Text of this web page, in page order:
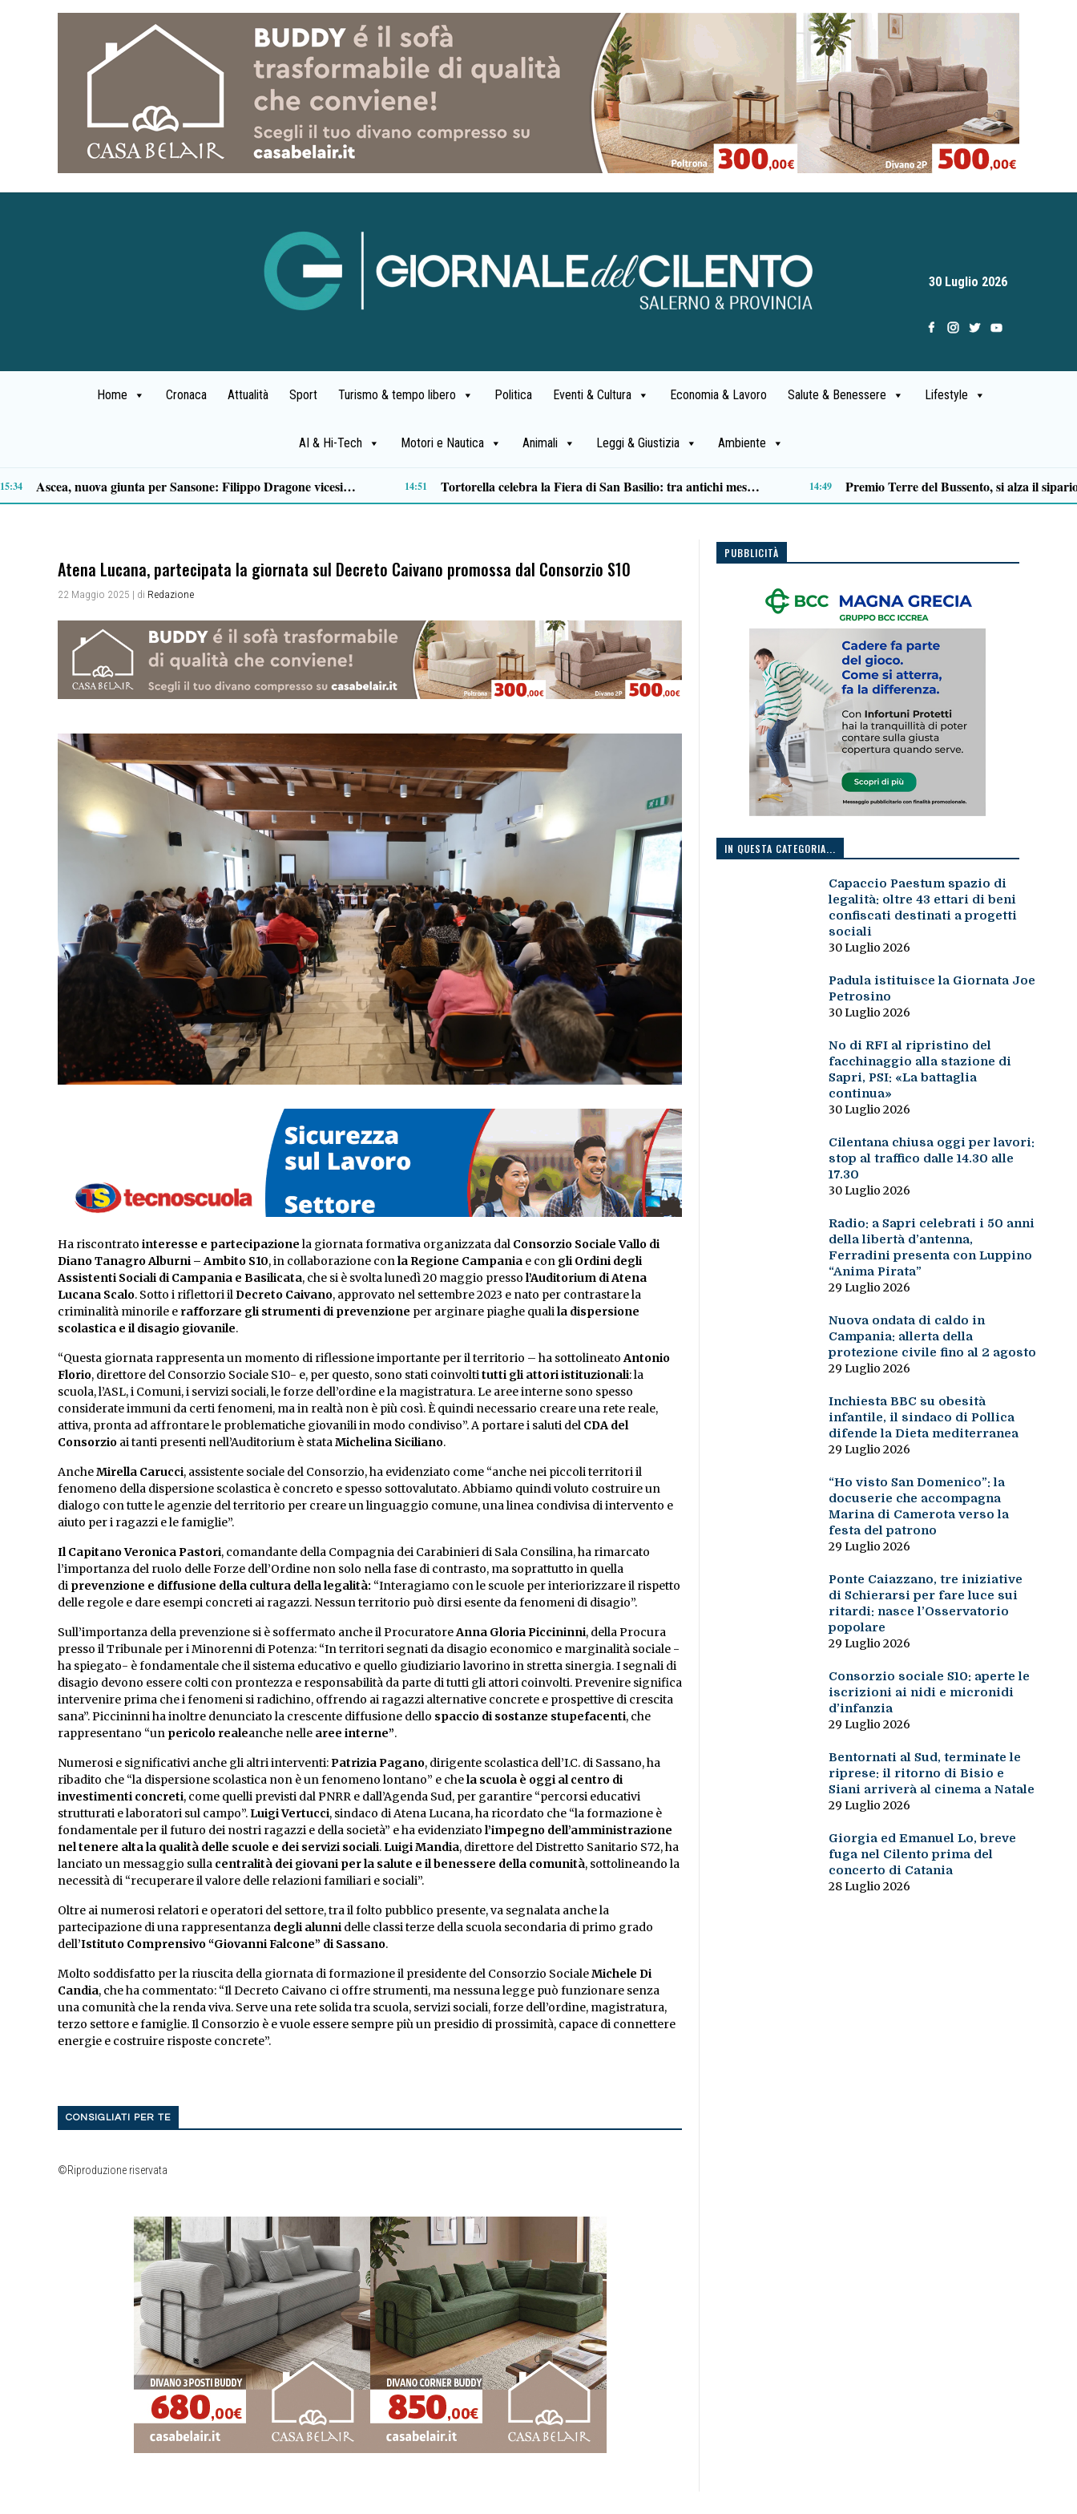
30 Luglio 2026
Home Cronaca Attualità Sport Turismo & tempo libero Politica Eventi & Cultura Economia & Lavoro Salute & Benessere Lifestyle
AI & Hi-Tech Motori e Nautica Animali Leggi & Giustizia Ambiente
Verso il 66^ Salone nautico internazionale di Genova: aperto il ticketing online 13:01 Matera, PD: «Approvato assestamento bilancio regionale: più investimenti sui territori» 12:39
Atena Lucana, partecipata la giornata sul Decreto Caivano promossa dal Consorzio S10
22 Maggio 2025 | di Redazione
Ha riscontrato interesse e partecipazionela giornata formativa organizzata dal Consorzio Sociale Vallo di
Diano Tanagro Alburni – Ambito S10, in collaborazione conla Regione Campania e con gli Ordini degli
Assistenti Sociali di Campania e Basilicata, che si è svolta lunedì 20 maggio presso l’Auditorium di Atena
Lucana Scalo. Sotto i riflettori ilDecreto Caivano, approvato nel settembre 2023 e nato per contrastare la
criminalità minorile e rafforzare gli strumenti di prevenzione per arginare piaghe qualila dispersione
scolastica e il disagio giovanile.
“Questa giornata rappresenta un momento di riflessione importante per il territorio – ha sottolineatoAntonio
Florio, direttore del Consorzio Sociale S10- e, per questo, sono stati coinvoltitutti gli attori istituzionali: la
scuola, l’ASL, i Comuni, i servizi sociali, le forze dell’ordine e la magistratura. Le aree interne sono spesso
considerate immuni da certi fenomeni, ma in realtà non è più così. È quindi necessario creare una rete reale,
attiva, pronta ad affrontare le problematiche giovanili in modo condiviso”. A portare i saluti del CDA del
Consorzio ai tanti presenti nell’Auditorium è stataMichelina Siciliano.
AncheMirella Carucci, assistente sociale del Consorzio, ha evidenziato come “anche nei piccoli territori il
fenomeno della dispersione scolastica è concreto e spesso sottovalutato. Abbiamo quindi voluto costruire un
dialogo con tutte le agenzie del territorio per creare un linguaggio comune, una linea condivisa di intervento e
aiuto per i ragazzi e le famiglie”.
Il Capitano Veronica Pastori, comandante della Compagnia dei Carabinieri di Sala Consilina, ha rimarcato
l’importanza del ruolo delle Forze dell’Ordine non solo nella fase di contrasto, ma soprattutto in quella
di prevenzione e diffusione della cultura della legalità: “Interagiamo con le scuole per interiorizzare il rispetto
delle regole e dare esempi concreti ai ragazzi. Nessun territorio può dirsi esente da fenomeni di disagio”.
Sull’importanza della prevenzione si è soffermato anche il ProcuratoreAnna Gloria Piccininni, della Procura
presso il Tribunale per i Minorenni di Potenza: “In territori segnati da disagio economico e marginalità sociale -
ha spiegato- è fondamentale che il sistema educativo e quello giudiziario lavorino in stretta sinergia. I segnali di
disagio devono essere colti con prontezza e responsabilità da parte di tutti gli attori coinvolti. Prevenire significa
intervenire prima che i fenomeni si radichino, offrendo ai ragazzi alternative concrete e prospettive di crescita
sana”. Piccininni ha inoltre denunciato la crescente diffusione dello spaccio di sostanze stupefacenti, che
rappresentano “un pericolo realeanche nelle aree interne”.
Numerosi e significativi anche gli altri interventi:Patrizia Pagano, dirigente scolastica dell’I.C. di Sassano, ha
ribadito che “la dispersione scolastica non è un fenomeno lontano” e chela scuola è oggi al centro di
investimenti concreti, come quelli previsti dal PNRR e dall’Agenda Sud, per garantire “percorsi educativi
strutturati e laboratori sul campo”. Luigi Vertucci, sindaco di Atena Lucana, ha ricordato che “la formazione è
fondamentale per il futuro dei nostri ragazzi e della società” e ha evidenziato l’impegno dell’amministrazione
nel tenere alta la qualità delle scuole e dei servizi sociali. Luigi Mandia, direttore del Distretto Sanitario S72, ha
lanciato un messaggio sulla centralità dei giovani per la salute e il benessere della comunità, sottolineando la
necessità di “recuperare il valore delle relazioni familiari e sociali”.
Oltre ai numerosi relatori e operatori del settore, tra il folto pubblico presente, va segnalata anche la
partecipazione di una rappresentanza degli alunni delle classi terze della scuola secondaria di primo grado
dell’Istituto Comprensivo “Giovanni Falcone” di Sassano.
Molto soddisfatto per la riuscita della giornata di formazione il presidente del Consorzio SocialeMichele Di
Candia, che ha commentato: “Il Decreto Caivano ci offre strumenti, ma nessuna legge può funzionare senza
una comunità che la renda viva. Serve una rete solida tra scuola, servizi sociali, forze dell’ordine, magistratura,
terzo settore e famiglie. Il Consorzio è e vuole essere sempre più un presidio di prossimità, capace di connettere
energie e costruire risposte concrete”.
CONSIGLIATI PER TE
©Riproduzione riservata
PUBBLICITÀ
IN QUESTA CATEGORIA...
Capaccio Paestum spazio di
legalità: oltre 43 ettari di beni
confiscati destinati a progetti
sociali
30 Luglio 2026
Padula istituisce la Giornata Joe
Petrosino
30 Luglio 2026
No di RFI al ripristino del
facchinaggio alla stazione di
Sapri, PSI: «La battaglia
continua»
30 Luglio 2026
Cilentana chiusa oggi per lavori:
stop al traffico dalle 14.30 alle
17.30
30 Luglio 2026
Radio: a Sapri celebrati i 50 anni
della libertà d’antenna,
Ferradini presenta con Luppino
“Anima Pirata”
29 Luglio 2026
Nuova ondata di caldo in
Campania: allerta della
protezione civile fino al 2 agosto
29 Luglio 2026
Inchiesta BBC su obesità
infantile, il sindaco di Pollica
difende la Dieta mediterranea
29 Luglio 2026
“Ho visto San Domenico”: la
docuserie che accompagna
Marina di Camerota verso la
festa del patrono
29 Luglio 2026
Ponte Caiazzano, tre iniziative
di Schierarsi per fare luce sui
ritardi: nasce l’Osservatorio
popolare
29 Luglio 2026
Consorzio sociale S10: aperte le
iscrizioni ai nidi e micronidi
d’infanzia
29 Luglio 2026
Bentornati al Sud, terminate le
riprese: il ritorno di Bisio e
Siani arriverà al cinema a Natale
29 Luglio 2026
Giorgia ed Emanuel Lo, breve
fuga nel Cilento prima del
concerto di Catania
28 Luglio 2026